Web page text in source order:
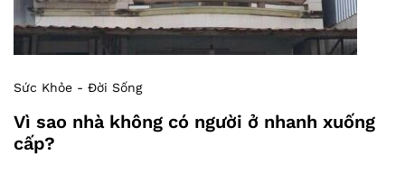
Sức Khỏe - Đời Sống
Vì sao nhà không có người ở nhanh xuống
cấp?